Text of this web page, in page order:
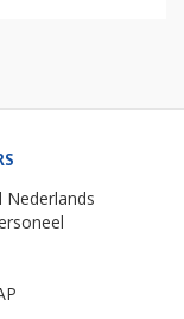
Nederlands